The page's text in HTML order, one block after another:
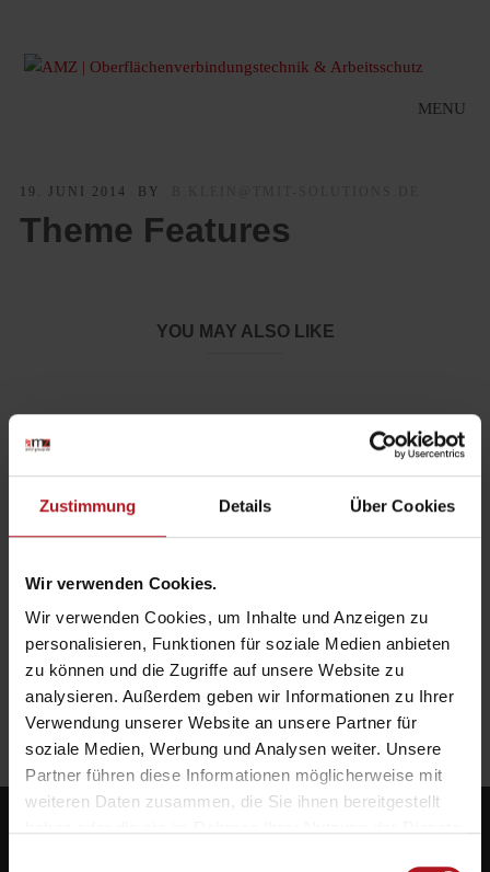
Zustimmung Details Über Cookies
Wir verwenden Cookies.
Wir verwenden Cookies, um Inhalte und Anzeigen zu
personalisieren, Funktionen für soziale Medien anbieten
zu können und die Zugriffe auf unsere Website zu
analysieren. Außerdem geben wir Informationen zu Ihrer
Verwendung unserer Website an unsere Partner für
soziale Medien, Werbung und Analysen weiter. Unsere
Partner führen diese Informationen möglicherweise mit
weiteren Daten zusammen, die Sie ihnen bereitgestellt
MENU
19. JUNI 2014 BY
Theme Features
YOU MAY ALSO LIKE
LeiKaFlex 1465-RE – Nachhaltiger Schutz für die Hände
Innovativ & stark!
Payper 10-Spaces Sicherheitsschuhe – Zehnmal mehr
Raum für die Füße!